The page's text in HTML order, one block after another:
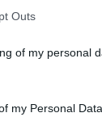
Outs
of my personal
my Personal Data.